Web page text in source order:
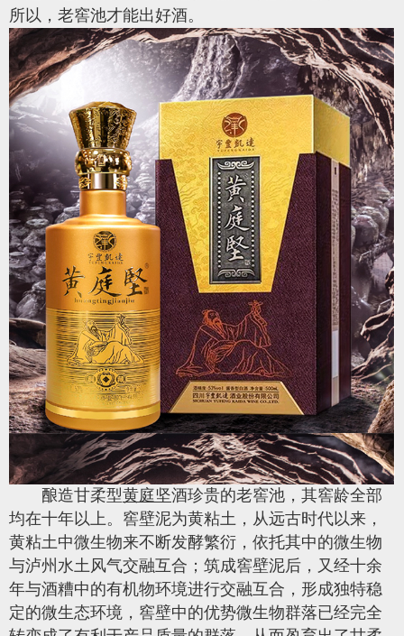
所以，老窖池才能出好酒。
酿造甘柔型黄庭坚酒珍贵的老窖池，其窖龄全部
均在十年以上。窖壁泥为黄粘土，从远古时代以来，
黄粘土中微生物来不断发酵繁衍，依托其中的微生物
与泸州水土风气交融互合；筑成窖壁泥后，又经十余
年与酒糟中的有机物环境进行交融互合，形成独特稳
定的微生态环境，窖壁中的优势微生物群落已经完全